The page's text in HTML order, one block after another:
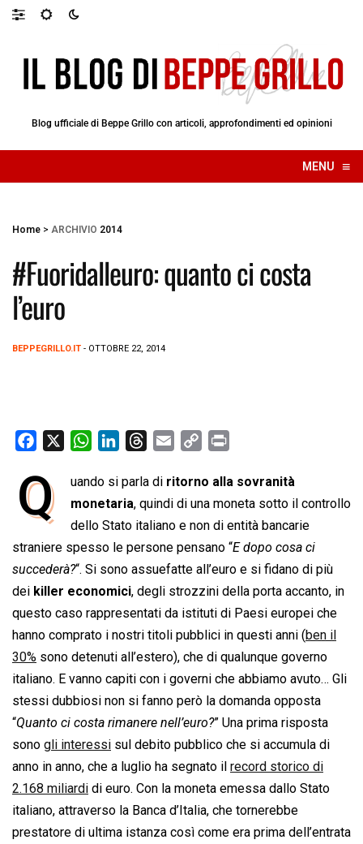
Blog ufficiale di Beppe Grillo con articoli, approfondimenti ed opinioni
MENU ≡
☰
Home > ARCHIVIO 2014
#Fuoridalleuro: quanto ci costa
l’euro
BEPPEGRILLO.IT - OTTOBRE 22, 2014
c
e
o
o
k
W
a
t
s
A
p
p
n
k
e
d
I
n
r
e
a
d
s
a
i
l
p
y
L
i
n
k
i
n
t
Q uando si parla di ritorno alla sovranità
monetaria, quindi di una moneta sotto il controllo
dello Stato italiano e non di entità bancarie
straniere spesso le persone pensano “E dopo cosa ci
succederà?“. Si sono assuefatte all’euro e si fidano di più
dei killer economici, degli strozzini della porta accanto, in
questo caso rappresentati da istituti di Paesi europei che
hanno comprato i nostri titoli pubblici in questi anni (ben il
30% sono detenuti all’estero), che di qualunque governo
italiano. E vanno capiti con i governi che abbiamo avuto… Gli
stessi dubbiosi non si fanno però la domanda opposta
“Quanto ci costa rimanere nell’euro?” Una prima risposta
sono gli interessi sul debito pubblico che si accumula di
anno in anno, che a luglio ha segnato il record storico di
2.168 miliardi di euro. Con la moneta emessa dallo Stato
italiano, attraverso la Banca d’Italia, che tornerebbe
prestatore di ultima istanza così come era prima dell’entrata